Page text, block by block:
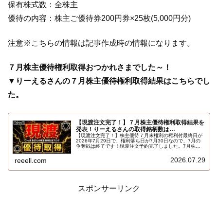
保有株式数：全株主
優待の内容：株主ご優待券200円券×25枚(5,000円分)
注意※こちらの情報は記事作成時の情報になります。
７月株主優待権利取得おつかれさまでした～！
▼りーえるさんの７月株主優待権利取得結果はこちらでし
た。
【現渡注文完了！】７月株主優待権利取得結果を
発表！りーえるさんの取得銘柄数は…
【現渡注文完了！】株主優待７月末権利の権利付最終日が
2026年7月29日で、権利落ち日が7月30日なので、7月の
争奪戦は終了です！現渡注文予約完了しました。7月株主
reeell.com 2026.07.29
スポンサーリンク